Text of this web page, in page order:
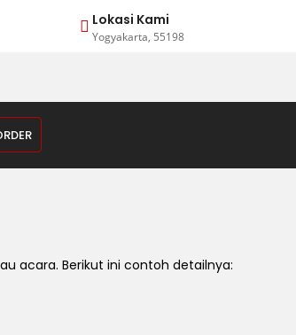
Lokasi Kami
Yogyakarta, 55198
acara. Berikut ini contoh detailnya: